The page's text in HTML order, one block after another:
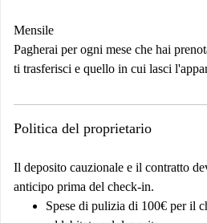
Mensile
Pagherai per ogni mese che hai
ti trasferisci e quello in cui lasci
Politica del proprietario
Il deposito cauzionale e il contratto
anticipo prima del check-in.
Spese di pulizia di 100€ per il